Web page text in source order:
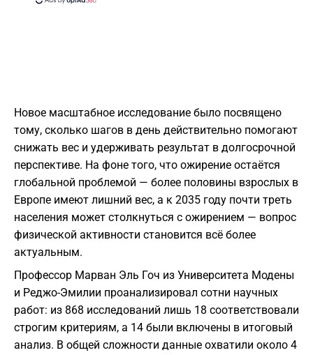
Новое масштабное исследование было посвящено
тому, сколько шагов в день действительно помогают
снижать вес и удерживать результат в долгосрочной
перспективе. На фоне того, что ожирение остаётся
глобальной проблемой — более половины взрослых в
Европе имеют лишний вес, а к 2035 году почти треть
населения может столкнуться с ожирением — вопрос
физической активности становится всё более
актуальным.
Профессор Марван Эль Гоч из Университета Модены
и Реджо-Эмилии проанализировал сотни научных
работ: из 868 исследований лишь 18 соответствовали
строгим критериям, а 14 были включены в итоговый
анализ. В общей сложности данные охватили около 4